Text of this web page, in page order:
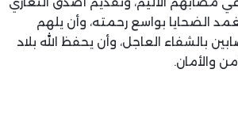
الضحايا بواسع رحمته، وأن يلهم
بالشفاء العاجل، وأن يحفظ الله بلاد
والأمان.